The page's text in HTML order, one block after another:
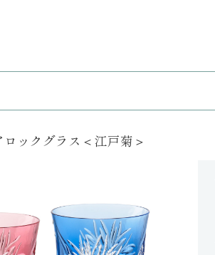
ックグラス＜江戸菊＞